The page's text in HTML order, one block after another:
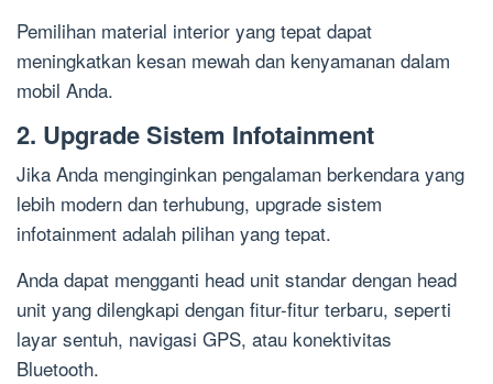
Pemilihan material interior yang tepat dapat
meningkatkan kesan mewah dan kenyamanan dalam
mobil Anda.
2. Upgrade Sistem Infotainment
Jika Anda menginginkan pengalaman berkendara yang
lebih modern dan terhubung, upgrade sistem
infotainment adalah pilihan yang tepat.
Anda dapat mengganti head unit standar dengan head
unit yang dilengkapi dengan fitur-fitur terbaru, seperti
layar sentuh, navigasi GPS, atau konektivitas
Bluetooth.